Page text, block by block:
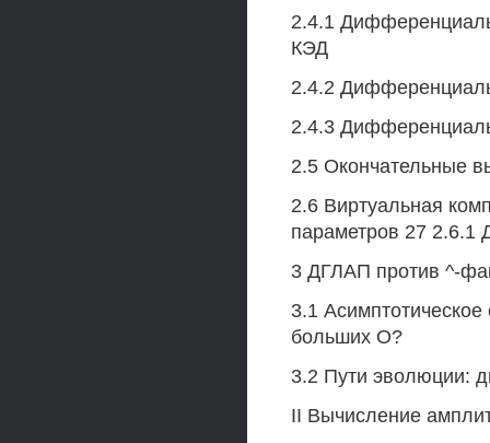
2.4.1
КЭД
2.4.2
2.4.3
2.5 Окончательные
2.6 Виртуальная
параметров 27 2.6.1
3 ДГЛАП против ^-
3.1
больших О?
3.2 Пути эволюции:
II Вычисление